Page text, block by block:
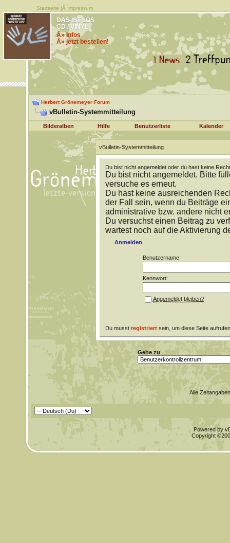
Startseite |Â Impressum
DAS IST LOS
CD / VINYL
Â» Infos
Â» jetzt bestellen!
Herbert Grönemeyer Forum
vBulletin-Systemmitteilung
Bilderalben Hilfe Benutzerliste Kalender
vBulletin-Systemmitteilung
Du bist nicht angemeldet oder du hast keine
Du bist nicht angemeldet. Bitte
versuche es erneut.
Du hast keine ausreichenden
der Fall sein, wenn du Beiträge
administrative bzw. andere nicht
Du versuchst einen Beitrag zu
wartest noch auf die Aktivierung
Anmelden
Benutzername:
Kennwort:
Angemeldet bleiben?
Du musst registriertsein, um diese Seite
Gehe zu
Alle
Powered by
Copyright